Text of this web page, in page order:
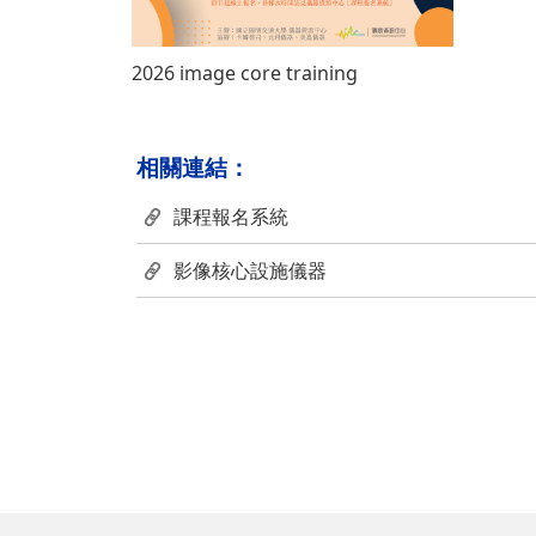
2026 image core training
相關連結：
課程報名系統
影像核心設施儀器